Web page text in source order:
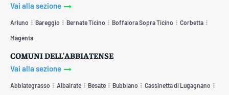
Vai alla sezione
Arluno Bareggio Bernate Ticino Boffalora Sopra Ticino Corbetta
Magenta
COMUNI DELL'ABBIATENSE
Vai alla sezione
Abbiategrasso Albairate Besate Bubbiano Cassinetta di Lugagnano